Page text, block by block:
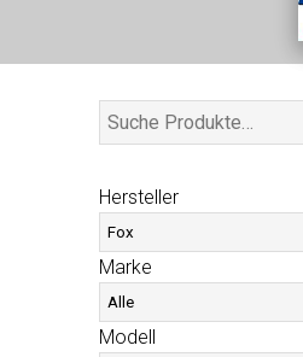
Hersteller
Marke
Modell